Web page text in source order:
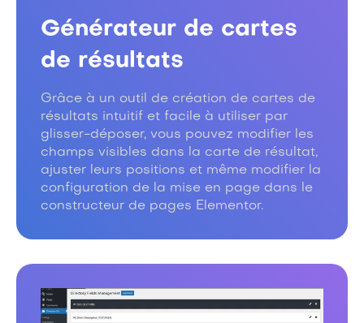
Générateur de cartes
de résultats
Grâce à un outil de création de cartes de
résultats intuitif et facile à utiliser par
glisser-déposer, vous pouvez modifier les
champs visibles dans la carte de résultat,
ajuster leurs positions et même modifier la
configuration de la mise en page dans le
constructeur de pages Elementor.